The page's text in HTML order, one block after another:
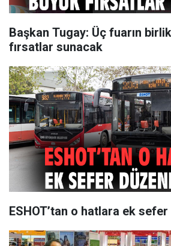
Başkan Tugay: Üç fuarın
fırsatlar sunacak
ESHOT’tan o hatlara ek